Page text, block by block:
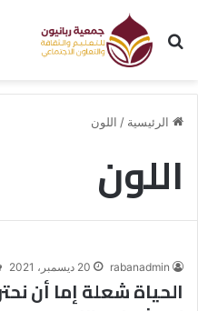
بحث عن
الرئيسية / اللون
اللون
rabanadmin 20 ديسمبر، 2021
الحياة شعلة إما أن